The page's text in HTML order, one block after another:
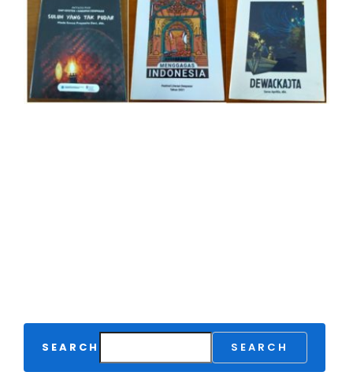
SEARCH SEARCH